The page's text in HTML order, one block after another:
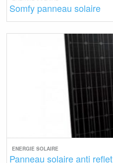
Somfy panneau solaire
ENERGIE SOLAIRE
Panneau solaire anti reflet